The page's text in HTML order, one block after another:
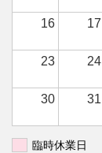
16 17
23 24
30 31
臨時休業日